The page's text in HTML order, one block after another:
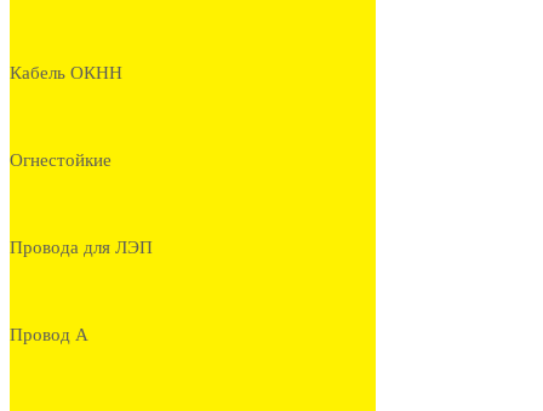
Кабель ОКНН
Огнестойкие
Провода для ЛЭП
Провод А